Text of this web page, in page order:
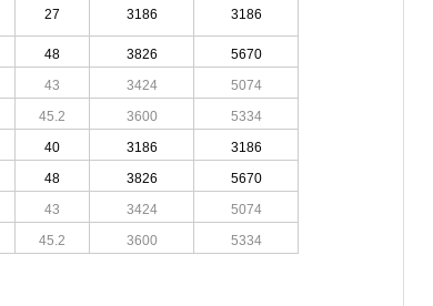
27 3186 3186
48 3826
5670
43 3424
5074
45.2 3600
5334
40 3186
3186
48 3826
5670
43 3424
5074
45.2 3600 5334